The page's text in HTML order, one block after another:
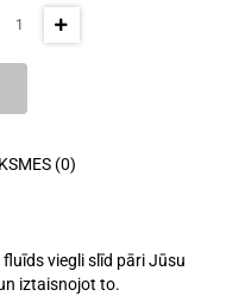
(0)
viegli slīd pāri Jūsu
iztaisnojot to.